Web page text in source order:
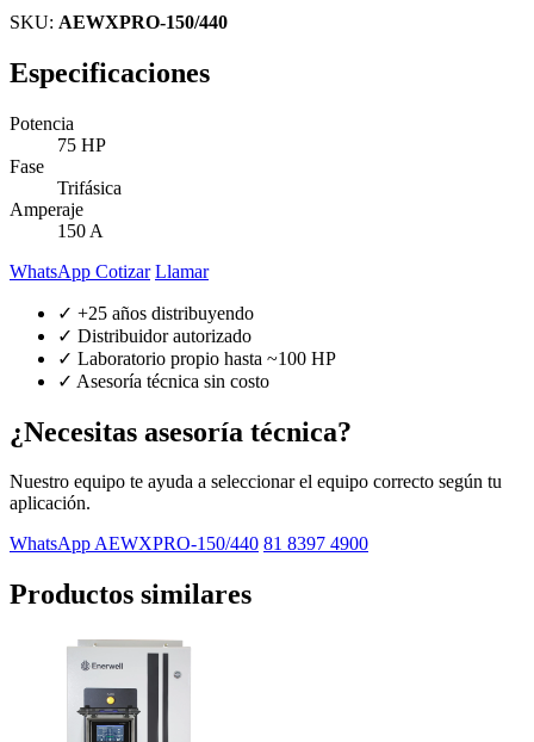
SKU: AEWXPRO-150/440
Especificaciones
Potencia
75 HP
Fase
Trifásica
Amperaje
150 A
WhatsApp Cotizar Llamar
✓ +25 años distribuyendo
✓ Distribuidor autorizado
✓ Laboratorio propio hasta ~100 HP
✓ Asesoría técnica sin costo
¿Necesitas asesoría técnica?
Nuestro equipo te ayuda a seleccionar el equipo correcto según tu
aplicación.
WhatsApp AEWXPRO-150/440 81 8397 4900
Productos similares